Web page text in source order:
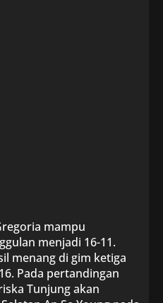
mampu
menjadi 16-11.
menang di gim ketiga
Pada pertandingan
Tunjung akan